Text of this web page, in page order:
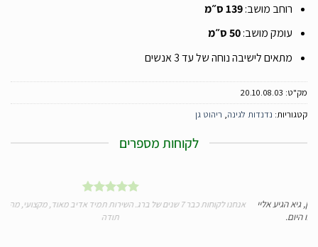
רוחב מושב:139 ס״מ
עומק מושב:50 ס״מ
מתאים לישיבה נוחה של עד 3 אנשים
מק"ט: 20.10.08.03
קטגוריות: נדנדות לגינה, ריהוט גן
לקוחות מספרים
הגיע אליי
אנחנו לקוחות כבר 7 שנים של ברג. השירות תמיד אדיב מאוד, מקצועי, מהיר
תודה